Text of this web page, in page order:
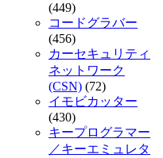
(449)
コードグラバー
(456)
カーセキュリティ
ネットワーク
(CSN) (72)
イモビカッター
(430)
キープログラマー
／キーエミュレタ